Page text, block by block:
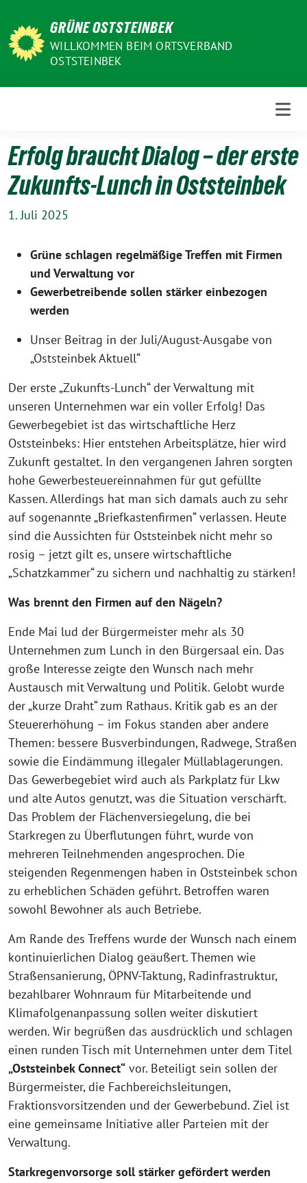
zum
Inhalt
GRÜNE OSTSTEINBEK
WILLKOMMEN BEIM ORTSVERBAND
OSTSTEINBEK
Erfolg braucht Dialog – der erste
Zukunfts-Lunch in Oststeinbek
1. Juli 2025
Grüne schlagen regelmäßige Treffen mit Firmen
und Verwaltung vor
Gewerbetreibende sollen stärker einbezogen
werden
Unser Beitrag in der Juli/August-Ausgabe von
„Oststeinbek Aktuell“
Der erste „Zukunfts-Lunch“ der Verwaltung mit
unseren Unternehmen war ein voller Erfolg! Das
Gewerbegebiet ist das wirtschaftliche Herz
Oststeinbeks: Hier entstehen Arbeitsplätze, hier wird
Zukunft gestaltet. In den vergangenen Jahren sorgten
hohe Gewerbesteuereinnahmen für gut gefüllte
Kassen. Allerdings hat man sich damals auch zu sehr
auf sogenannte „Briefkastenfirmen“ verlassen. Heute
sind die Aussichten für Oststeinbek nicht mehr so
rosig – jetzt gilt es, unsere wirtschaftliche
„Schatzkammer“ zu sichern und nachhaltig zu stärken!
Was brennt den Firmen auf den Nägeln?
Ende Mai lud der Bürgermeister mehr als 30
Unternehmen zum Lunch in den Bürgersaal ein. Das
große Interesse zeigte den Wunsch nach mehr
Austausch mit Verwaltung und Politik. Gelobt wurde
der „kurze Draht“ zum Rathaus. Kritik gab es an der
Steuererhöhung – im Fokus standen aber andere
Themen: bessere Busverbindungen, Radwege, Straßen
sowie die Eindämmung illegaler Müllablagerungen.
Das Gewerbegebiet wird auch als Parkplatz für Lkw
und alte Autos genutzt, was die Situation verschärft.
Das Problem der Flächenversiegelung, die bei
Starkregen zu Überflutungen führt, wurde von
mehreren Teilnehmenden angesprochen. Die
steigenden Regenmengen haben in Oststeinbek schon
zu erheblichen Schäden geführt. Betroffen waren
sowohl Bewohner als auch Betriebe.
Am Rande des Treffens wurde der Wunsch nach einem
kontinuierlichen Dialog geäußert. Themen wie
Straßensanierung, ÖPNV-Taktung, Radinfrastruktur,
bezahlbarer Wohnraum für Mitarbeitende und
Klimafolgenanpassung sollen weiter diskutiert
werden. Wir begrüßen das ausdrücklich und schlagen
einen runden Tisch mit Unternehmen unter dem Titel
„Oststeinbek Connect“ vor. Beteiligt sein sollen der
Bürgermeister, die Fachbereichsleitungen,
Fraktionsvorsitzenden und der Gewerbebund. Ziel ist
eine gemeinsame Initiative aller Parteien mit der
Verwaltung.
Starkregenvorsorge soll stärker gefördert werden